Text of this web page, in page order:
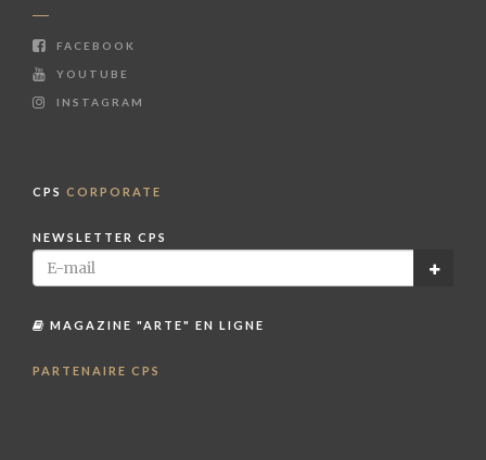
FACEBOOK
YOUTUBE
INSTAGRAM
CPS CORPORATE
NEWSLETTER CPS
MAGAZINE "ARTE" EN LIGNE
PARTENAIRE CPS